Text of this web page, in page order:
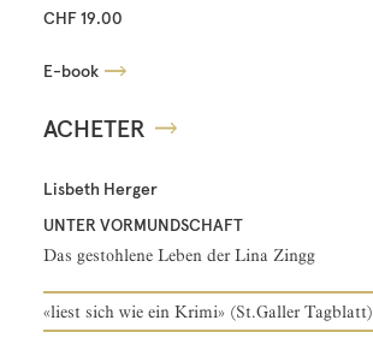
CHF 19.00
E-book
ACHETER
Lisbeth Herger
UNTER VORMUNDSCHAFT
Das gestohlene Leben der Lina Zingg
«liest sich wie ein Krimi» (St.Galler Tagblatt)